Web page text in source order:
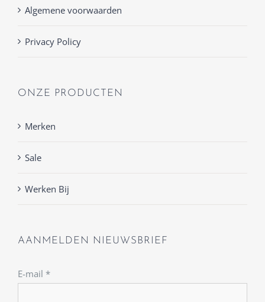
Algemene voorwaarden
Privacy Policy
ONZE PRODUCTEN
Merken
Sale
Werken Bij
AANMELDEN NIEUWSBRIEF
E-mail *